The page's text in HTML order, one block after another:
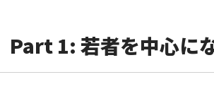
Part 1: 若者を中心に